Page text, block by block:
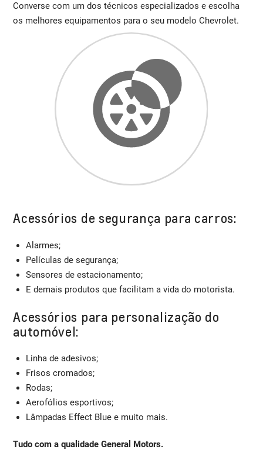
Converse com um dos técnicos especializados e escolha
os melhores equipamentos para o seu modelo Chevrolet.
Acessórios de segurança para carros:
Alarmes;
Películas de segurança;
Sensores de estacionamento;
E demais produtos que facilitam a vida do motorista.
Acessórios para personalização do
automóvel:
Linha de adesivos;
Frisos cromados;
Rodas;
Aerofólios esportivos;
Lâmpadas Effect Blue e muito mais.
Tudo com a qualidade General Motors.